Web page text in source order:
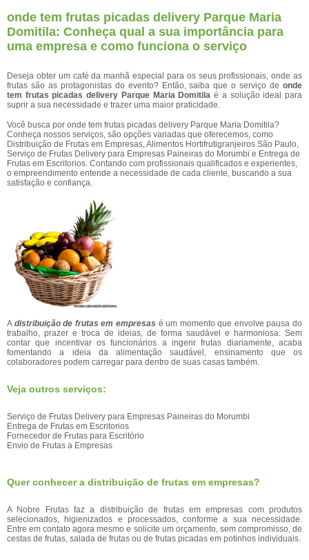
onde tem frutas picadas delivery Parque Maria
Domitila: Conheça qual a sua importância para
uma empresa e como funciona o serviço
Deseja obter um café da manhã especial para os seus profissionais, onde as
frutas são as protagonistas do evento? Então, saiba que o serviço de onde
tem frutas picadas delivery Parque Maria Domitilaé a solução ideal para
suprir a sua necessidade e trazer uma maior praticidade.
Você busca por onde tem frutas picadas delivery Parque Maria Domitila?
Conheça nossos serviços, são opções variadas que oferecemos, como
Distribuição de Frutas em Empresas, Alimentos Hortifrutigranjeiros São Paulo,
Serviço de Frutas Delivery para Empresas Paineiras do Morumbi e Entrega de
Frutas em Escritorios. Contando com profissionais qualificados e experientes,
o empreendimento entende a necessidade de cada cliente, buscando a sua
satisfação e confiança.
A distribuição de frutas em empresas é um momento que envolve pausa do
trabalho, prazer e troca de ideias, de forma saudável e harmoniosa. Sem
contar que incentivar os funcionários a ingerir frutas diariamente, acaba
fomentando a ideia da alimentação saudável, ensinamento que os
colaboradores podem carregar para dentro de suas casas também.
Veja outros serviços:
Serviço de Frutas Delivery para Empresas Paineiras do Morumbi
Entrega de Frutas em Escritorios
Fornecedor de Frutas para Escritório
Envio de Frutas a Empresas
Quer conhecer a distribuição de frutas em empresas?
A Nobre Frutas faz a distribuição de frutas em empresas com produtos
selecionados, higienizados e processados, conforme a sua necessidade.
Entre em contato agora mesmo e solicite um orçamento, sem compromisso, de
cestas de frutas, salada de frutas ou de frutas picadas em potinhos individuais.